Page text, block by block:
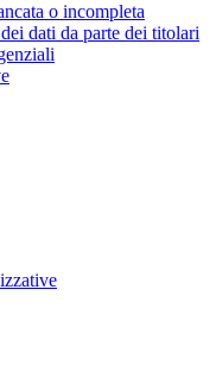
o incompleta
dati da parte dei titolari